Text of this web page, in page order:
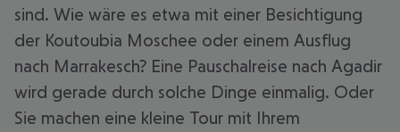
sind. Wie wäre es etwa mit einer Besichtigung
der Koutoubia Moschee oder einem Ausflug
nach Marrakesch? Eine Pauschalreise nach Agadir
wird gerade durch solche Dinge einmalig. Oder
Sie machen eine kleine Tour mit Ihrem